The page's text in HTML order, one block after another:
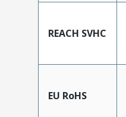
REACH SVHC
EU RoHS